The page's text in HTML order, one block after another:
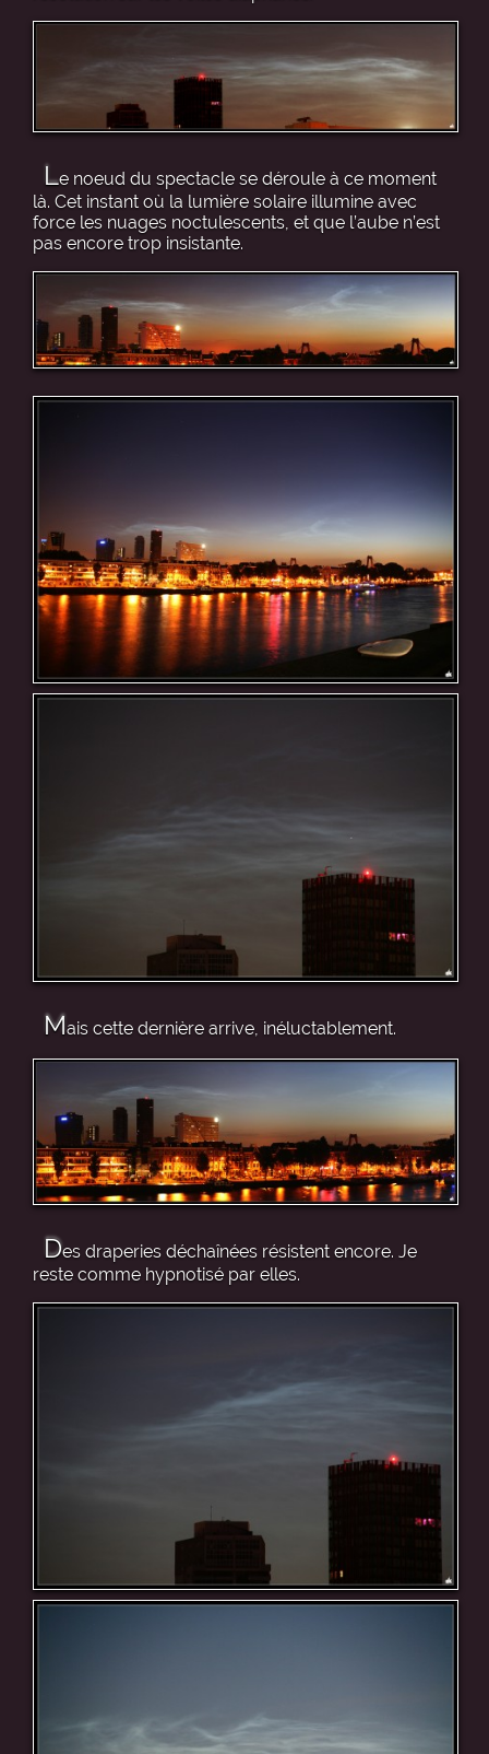
Le noeud du spectacle se déroule à ce moment
là. Cet instant où la lumière solaire illumine avec
force les nuages noctulescents, et que l’aube n’est
pas encore trop insistante.
Mais cette dernière arrive, inéluctablement.
Des draperies déchaînées résistent encore. Je
reste comme hypnotisé par elles.